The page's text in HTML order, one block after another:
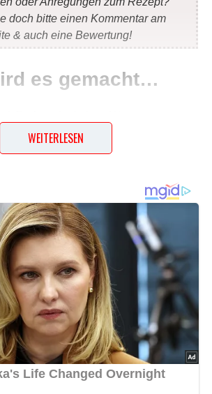
doch bitte einen Kommentar am
& auch eine Bewertung!
es gemacht…
und etwa 1 Stunde bei kleiner Hitze
Suppe durch ein Sieb streichen. Mit
aufkochen und mit Salz und Öl
WEITERLESEN